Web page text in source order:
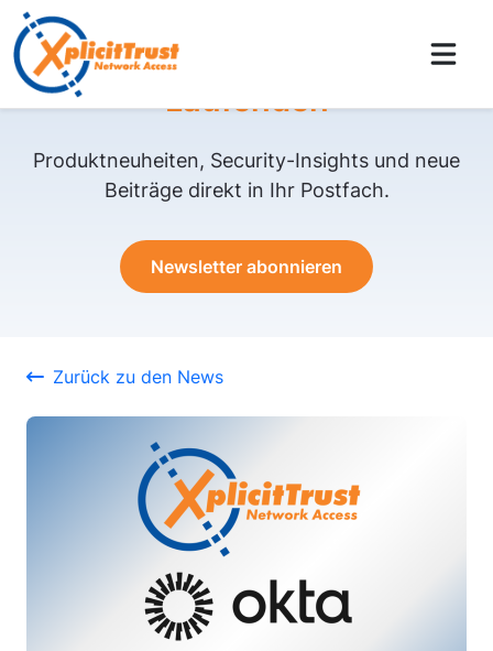
Bleiben Sie auf dem
Laufenden
Produktneuheiten, Security-Insights und neue
Beiträge direkt in Ihr Postfach.
Newsletter abonnieren
Zurück zu den News